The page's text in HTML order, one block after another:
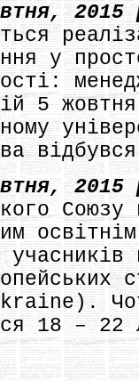
у
5
учасників
18 –